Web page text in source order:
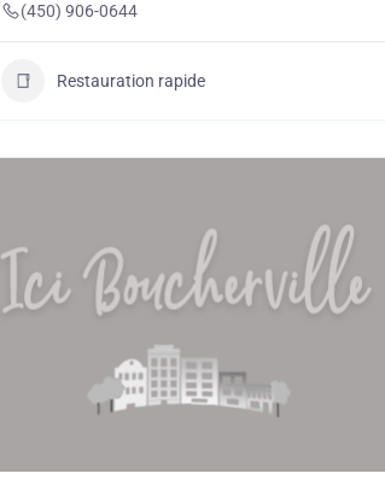
(450) 906-0644
Restauration rapide